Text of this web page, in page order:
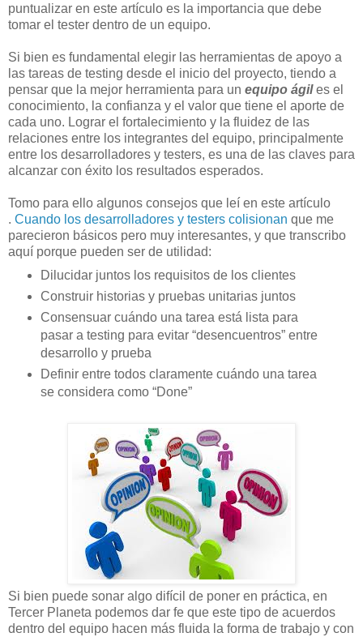
puntualizar en este artículo es la importancia que debe
tomar el tester dentro de un equipo.
Si bien es fundamental elegir las herramientas de apoyo a
las tareas de testing desde el inicio del proyecto, tiendo a
pensar que la mejor herramienta para un equipo ágiles el
conocimiento, la confianza y el valor que tiene el aporte de
cada uno. Lograr el fortalecimiento y la fluidez de las
relaciones entre los integrantes del equipo, principalmente
entre los desarrolladores y testers, es una de las claves para
alcanzar con éxito los resultados esperados.
Tomo para ello algunos consejos que leí en este artículo
. Cuando los desarrolladores y testers colisionan que me
parecieron básicos pero muy interesantes, y que transcribo
aquí porque pueden ser de utilidad:
Dilucidar juntos los requisitos de los clientes
Construir historias y pruebas unitarias juntos
Consensuar cuándo una tarea está lista para
pasar a testing para evitar “desencuentros” entre
desarrollo y prueba
Definir entre todos claramente cuándo una tarea
se considera como “Done”
Si bien puede sonar algo difícil de poner en práctica, en
Tercer Planeta podemos dar fe que este tipo de acuerdos
dentro del equipo hacen más fluida la forma de trabajo y con